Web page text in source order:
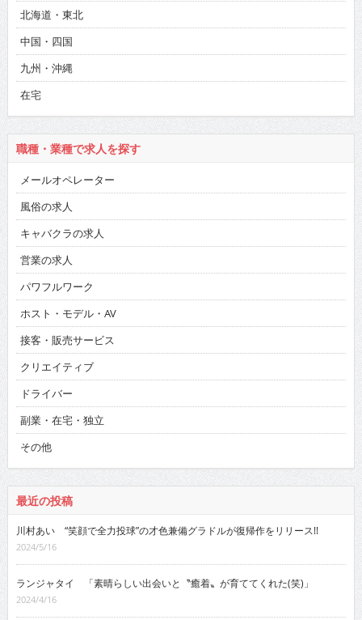
北海道・東北
中国・四国
九州・沖縄
在宅
職種・業種で求人を探す
メールオペレーター
風俗の求人
キャバクラの求人
営業の求人
パワフルワーク
ホスト・モデル・AV
接客・販売サービス
クリエイティブ
ドライバー
副業・在宅・独立
その他
最近の投稿
川村あい “笑顔で全力投球”の才色兼備グラドルが復帰作をリリース!!
2024/5/16
ランジャタイ 「素晴らしい出会いと〝癒着〟が育ててくれた(笑)」
2024/4/16